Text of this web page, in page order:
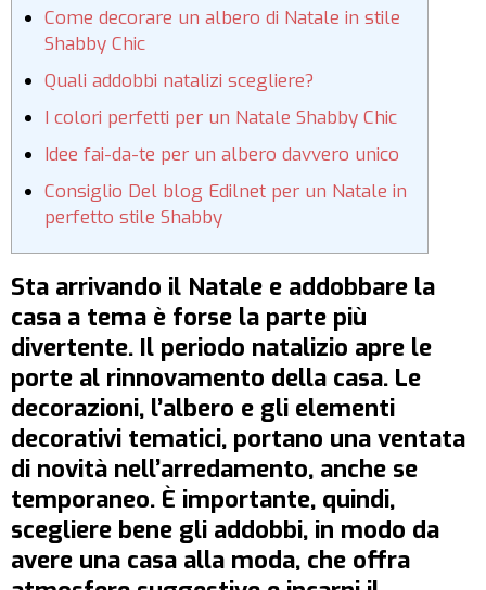
Come decorare un albero di Natale in stile
Shabby Chic
Quali addobbi natalizi scegliere?
I colori perfetti per un Natale Shabby Chic
Idee fai-da-te per un albero davvero unico
Consiglio Del blog Edilnet per un Natale in
perfetto stile Shabby
Sta arrivando il Natale e addobbare la
casa a tema è forse la parte più
divertente. Il periodo natalizio apre le
porte al rinnovamento della casa. Le
decorazioni, l’albero e gli elementi
decorativi tematici, portano una ventata
di novità nell’arredamento, anche se
temporaneo. È importante, quindi,
scegliere bene gli addobbi, in modo da
avere una casa alla moda, che offra